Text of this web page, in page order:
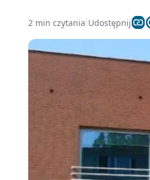
2 min czytania Udostępnij